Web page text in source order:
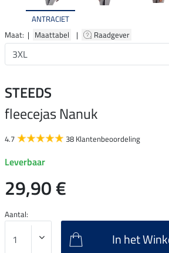
ANTRACIET
Maat: | Maattabel | Raadgever
STEEDS
fleecejas Nanuk
4.7 38 Klantenbeoordeling
Leverbaar
29,90 €
Aantal:
In het